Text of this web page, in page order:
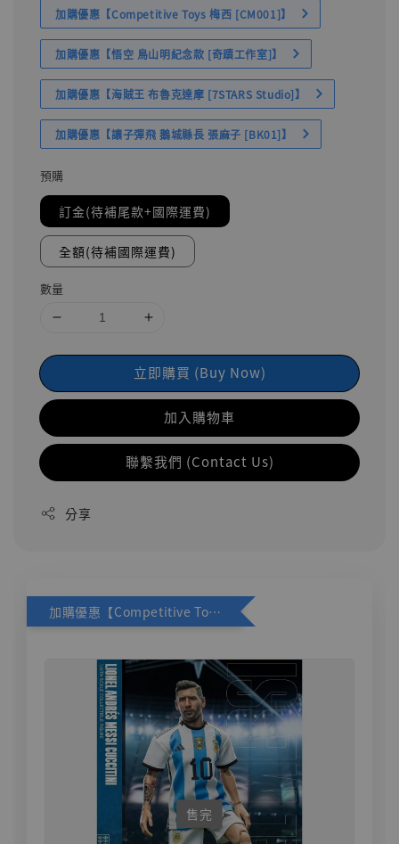
加購優惠【Competitive Toys 梅西 [CM001]】
加購優惠【悟空 鳥山明紀念款 [奇蹟工作室]】
加購優惠【海賊王 布魯克達摩 [7STARS Studio]】
加購優惠【讓子彈飛 鵝城縣長 張麻子 [BK01]】
預購
訂金(待補尾款+國際運費)
全額(待補國際運費)
數量
立即購買 (Buy Now)
加入購物車
聯繫我們 (Contact Us)
分享
加購優惠【Competitive Toys 梅西 [CM001]】
售完